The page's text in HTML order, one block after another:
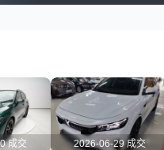
成交 2026-06-29 成交